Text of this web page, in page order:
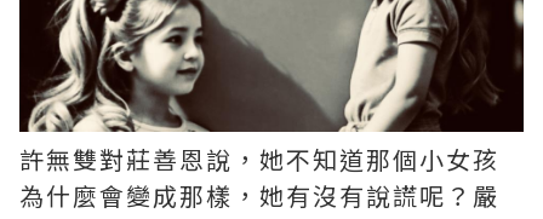
許無雙對莊善恩說，她不知道那個小女孩
為什麼會變成那樣，她有沒有說謊呢？嚴